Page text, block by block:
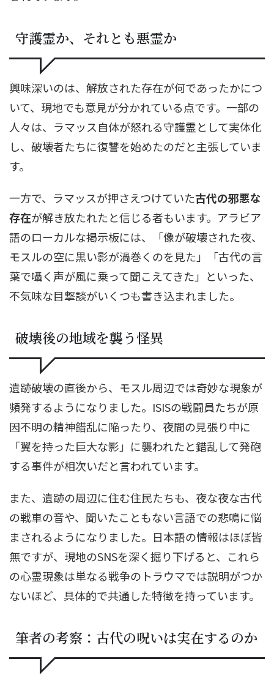
守護霊か、それとも悪霊か
興味深いのは、解放された存在が何であったかにつ
いて、現地でも意見が分かれている点です。一部の
人々は、ラマッス自体が怒れる守護霊として実体化
し、破壊者たちに復讐を始めたのだと主張していま
す。
一方で、ラマッスが押さえつけていた古代の邪悪な
存在が解き放たれたと信じる者もいます。アラビア
語のローカルな掲示板には、「像が破壊された夜、
モスルの空に黒い影が渦巻くのを見た」「古代の言
葉で囁く声が風に乗って聞こえてきた」といった、
不気味な目撃談がいくつも書き込まれました。
破壊後の地域を襲う怪異
遺跡破壊の直後から、モスル周辺では奇妙な現象が
頻発するようになりました。ISISの戦闘員たちが原
因不明の精神錯乱に陥ったり、夜間の見張り中に
「翼を持った巨大な影」に襲われたと錯乱して発砲
する事件が相次いだと言われています。
また、遺跡の周辺に住む住民たちも、夜な夜な古代
の戦車の音や、聞いたこともない言語での悲鳴に悩
まされるようになりました。日本語の情報はほぼ皆
無ですが、現地のSNSを深く掘り下げると、これら
の心霊現象は単なる戦争のトラウマでは説明がつか
ないほど、具体的で共通した特徴を持っています。
筆者の考察：古代の呪いは実在するのか